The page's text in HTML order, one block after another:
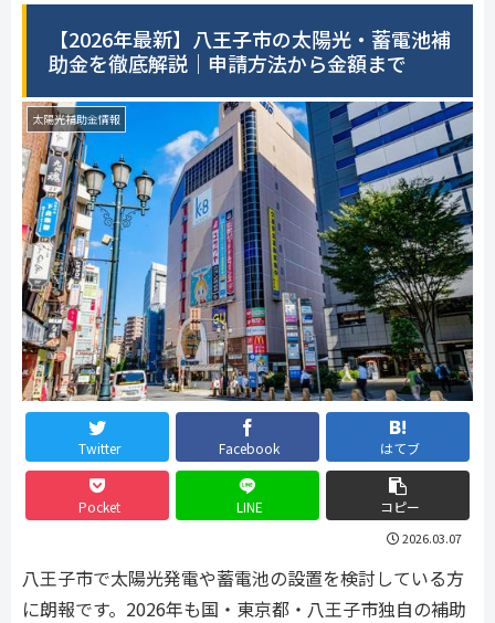
【2026年最新】八王子市の太陽光・蓄電池補
助金を徹底解説｜申請方法から金額まで
太陽光補助金情報
Twitter Facebook はてブ
Pocket LINE コピー
2026.03.07
八王子市で太陽光発電や蓄電池の設置を検討している方
に朗報です。2026年も国・東京都・八王子市独自の補助